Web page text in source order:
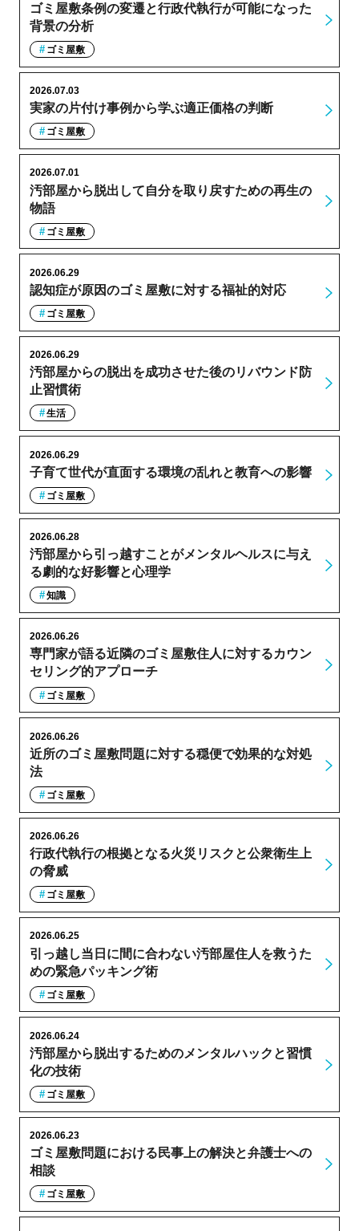
ゴミ屋敷条例の変遷と行政代執行が可能になった
背景の分析
ゴミ屋敷
実家の片付け事例から学ぶ適正価格の判断
2026.07.03
ゴミ屋敷
汚部屋から脱出して自分を取り戻すための再生の
物語
2026.07.01
ゴミ屋敷
認知症が原因のゴミ屋敷に対する福祉的対応
2026.06.29
ゴミ屋敷
汚部屋からの脱出を成功させた後のリバウンド防
止習慣術
2026.06.29
生活
子育て世代が直面する環境の乱れと教育への影響
2026.06.29
ゴミ屋敷
汚部屋から引っ越すことがメンタルヘルスに与え
る劇的な好影響と心理学
2026.06.28
知識
専門家が語る近隣のゴミ屋敷住人に対するカウン
セリング的アプローチ
2026.06.26
ゴミ屋敷
近所のゴミ屋敷問題に対する穏便で効果的な対処
法
2026.06.26
ゴミ屋敷
行政代執行の根拠となる火災リスクと公衆衛生上
の脅威
2026.06.26
ゴミ屋敷
引っ越し当日に間に合わない汚部屋住人を救うた
めの緊急パッキング術
2026.06.25
ゴミ屋敷
汚部屋から脱出するためのメンタルハックと習慣
化の技術
2026.06.24
ゴミ屋敷
ゴミ屋敷問題における民事上の解決と弁護士への
相談
2026.06.23
ゴミ屋敷